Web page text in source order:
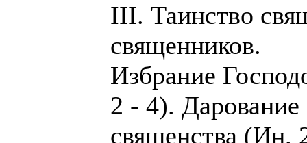
III. Таинство
священников.
Избрание
2 - 4). Дарование
священства (Ин.